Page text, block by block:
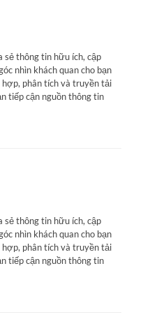
thông tin hữu ích, cập
nhìn khách quan cho bạn
phân tích và truyền tải
tiếp cận nguồn thông tin
thông tin hữu ích, cập
nhìn khách quan cho bạn
phân tích và truyền tải
tiếp cận nguồn thông tin